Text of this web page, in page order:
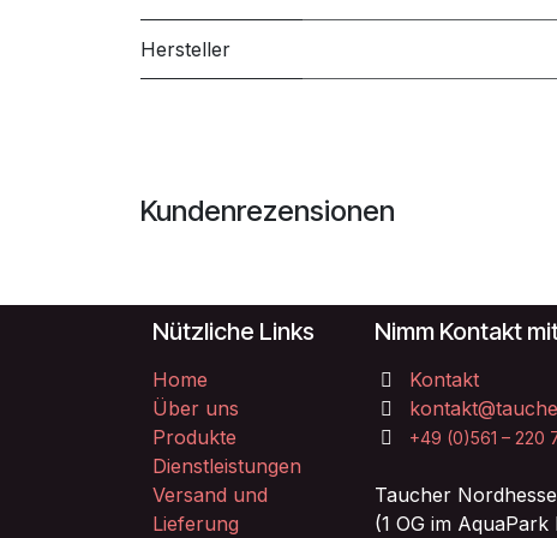
Hersteller
Kundenrezensionen
Nützliche Links
Home
Über uns
Produkte
Dienstleistungen
Versand und
Lieferung
Nimm Kontakt
Kontakt
+49 (0)561 – 220
Taucher
(1 OG im AquaPark